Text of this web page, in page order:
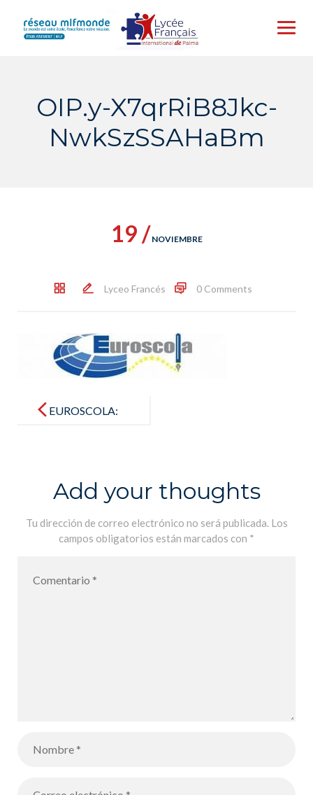
content
OIP.y-X7qrRiB8Jkc-
NwkSzSSAHaBm
19 / NOVIEMBRE
Lyceo Francés 0 Comments
navigationEUROSCOLA:
l’UE dans le
futur –
EUROSCOLA
Add your thoughts
Tu dirección de correo electrónico no será publicada. Los
campos obligatorios están marcados con *